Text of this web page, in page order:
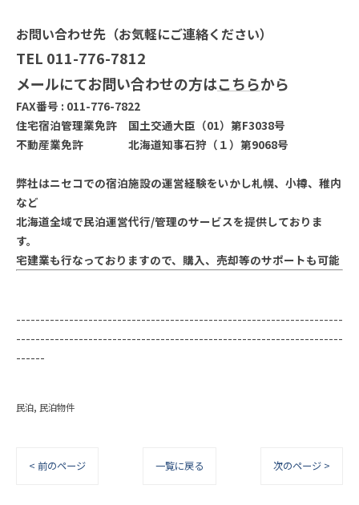
お問い合わせ先（お気軽にご連絡ください）
TEL 011-776-7812
メールにてお問い合わせの方はこちらから
FAX番号 : 011-776-7822
住宅宿泊管理業免許 国土交通大臣（01）第F3038号
不動産業免許 北海道知事石狩（１）第9068号
弊社はニセコでの宿泊施設の運営経験をいかし札幌、小樽、稚内
など
北海道全域で民泊運営代行/管理のサービスを提供しておりま
す。
宅建業も行なっておりますので、購入、売却等のサポートも可能
--------------------------------------------------------------------
--------------------------------------------------------------------
------
民泊 民泊物件
< 前のページ 一覧に戻る 次のページ >